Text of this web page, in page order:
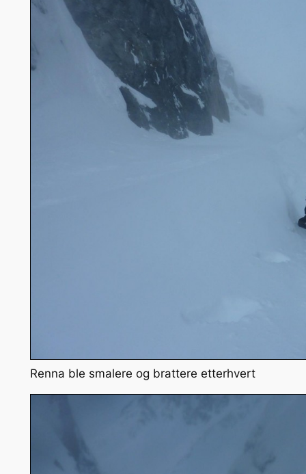
Renna ble smalere og brattere etterhvert